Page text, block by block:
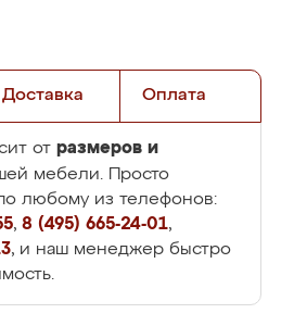
Доставка Оплата
от размеров и
мебели. Просто
любому из телефонов:
, 8 (495) 665-24-01,
, и наш менеджер быстро